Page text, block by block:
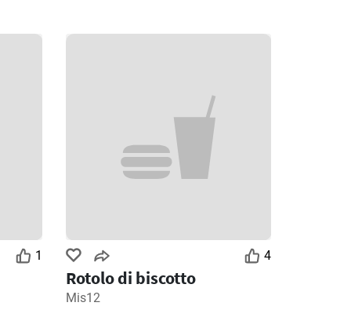
1 4
Rotolo di biscotto
Mis12